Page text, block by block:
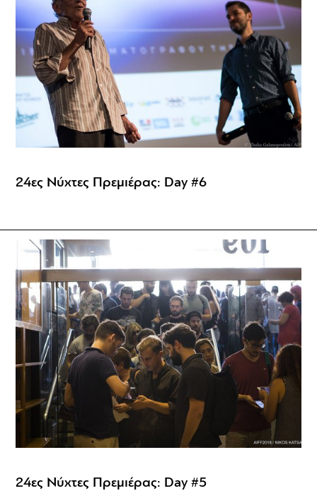
24ες Νύχτες Πρεμιέρας: Day #6
24ες Νύχτες Πρεμιέρας: Day #5